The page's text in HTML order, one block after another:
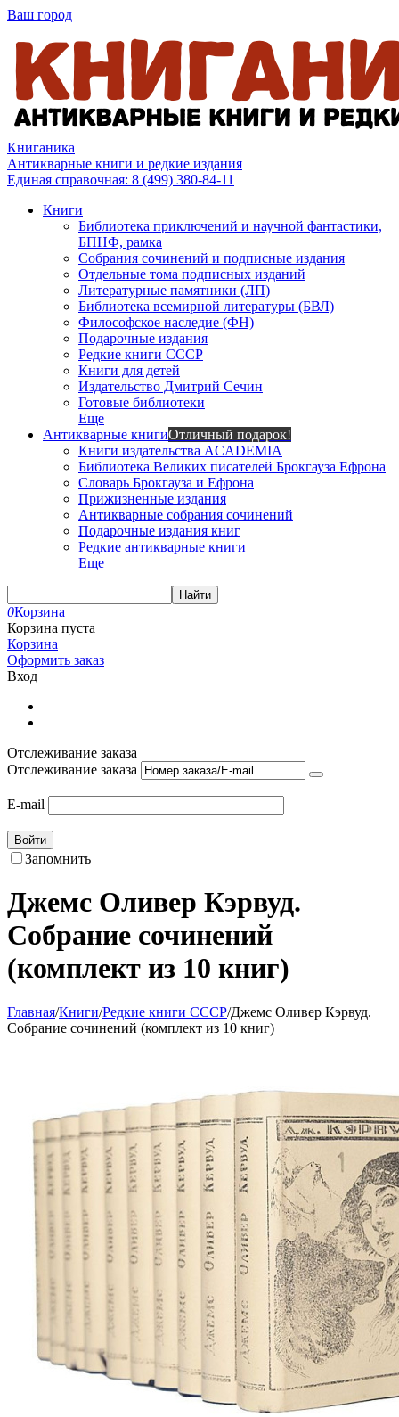
Ваш город
Книганика
Антикварные книги и редкие издания
Единая справочная: 8 (499) 380-84-11
Книги
Библиотека приключений и научной фантастики,
БПНФ, рамка
Собрания сочинений и подписные издания
Отдельные тома подписных изданий
Литературные памятники (ЛП)
Библиотека всемирной литературы (БВЛ)
Философское наследие (ФН)
Подарочные издания
Редкие книги СССР
Книги для детей
Издательство Дмитрий Сечин
Готовые библиотеки
Еще
Антикварные книгиОтличный подарок!
Книги издательства ACADEMIA
Библиотека Великих писателей Брокгауза Ефрона
Словарь Брокгауза и Ефрона
Прижизненные издания
Антикварные собрания сочинений
Подарочные издания книг
Редкие антикварные книги
Еще
Найти
0Корзина
Корзина пуста
Корзина
Оформить заказ
Вход
Отслеживание заказа
Отслеживание заказа
E-mail
Войти
Запомнить
Джемс Оливер Кэрвуд.
Собрание сочинений
(комплект из 10 книг)
Главная/Книги/Редкие книги СССР/Джемс Оливер Кэрвуд.
Собрание сочинений (комплект из 10 книг)